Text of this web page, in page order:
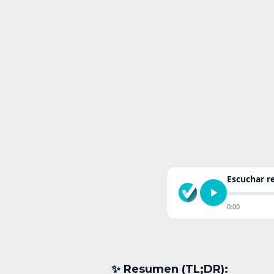
Escuchar
0:00
✨︎ Resumen (TL;DR):